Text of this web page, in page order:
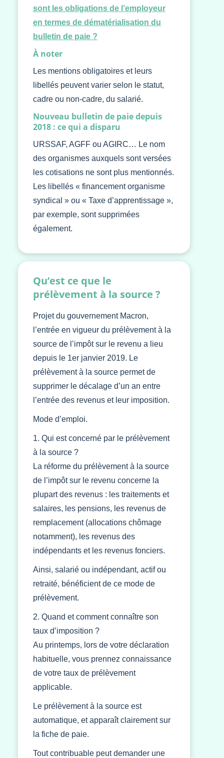
sont les obligations de l’employeur
en termes de dématérialisation du
bulletin de paie ?
À noter
Les mentions obligatoires et leurs
libellés peuvent varier selon le statut,
cadre ou non-cadre, du salarié.
Nouveau bulletin de paie depuis
2018 : ce qui a disparu
URSSAF, AGFF ou AGIRC… Le nom
des organismes auxquels sont versées
les cotisations ne sont plus mentionnés.
Les libellés « financement organisme
syndical » ou « Taxe d’apprentissage »,
par exemple, sont supprimées
également.
Qu’est ce que le
prélèvement à la source ?
Projet du gouvernement Macron,
l’entrée en vigueur du prélèvement à la
source de l’impôt sur le revenu a lieu
depuis le 1er janvier 2019. Le
prélèvement à la source permet de
supprimer le décalage d’un an entre
l’entrée des revenus et leur imposition.
Mode d’emploi.
1. Qui est concerné par le prélèvement
à la source ?
La réforme du prélèvement à la source
de l’impôt sur le revenu concerne la
plupart des revenus : les traitements et
salaires, les pensions, les revenus de
remplacement (allocations chômage
notamment), les revenus des
indépendants et les revenus fonciers.
Ainsi, salarié ou indépendant, actif ou
retraité, bénéficient de ce mode de
prélèvement.
2. Quand et comment connaître son
taux d’imposition ?
Au printemps, lors de votre déclaration
habituelle, vous prennez connaissance
de votre taux de prélèvement
applicable.
Le prélèvement à la source est
automatique, et apparaît clairement sur
la fiche de paie.
Tout contribuable peut demander une